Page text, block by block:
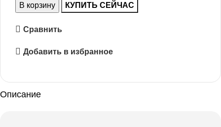
В корзину КУПИТЬ СЕЙЧАС
Сравнить
Добавить в избранное
Описание